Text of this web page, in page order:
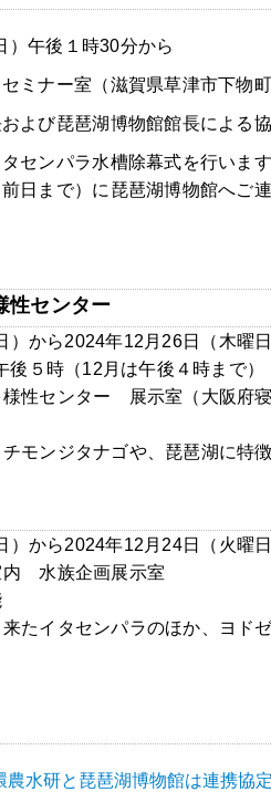
）午後１時30分から
ミナー室（滋賀県草津市下物町
よび琵琶湖博物館館長による協
センパラ水槽除幕式を行います
日まで）に琵琶湖博物館へご
性センター
から2024年12月26日（木曜
時（12月は午後４時まで）
性センター 展示室（大阪府寝
ンジタナゴや、琵琶湖に特
から2024年12月24日（火曜
水族企画展示室
イタセンパラのほか、ヨド
農水研と琵琶湖博物館は連携協